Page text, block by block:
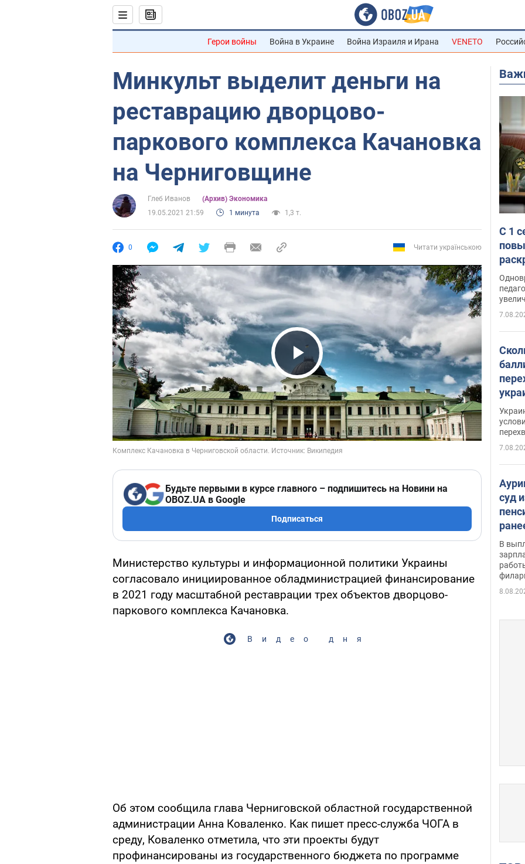
Герои войны Война в Украине Война Израиля и Ирана VENETO
Минкульт выделит деньги на
реставрацию дворцово-
паркового комплекса Качановка
на Черниговщине
Глеб Иванов
(Архив) Экономика
19.05.2021 21:59
1 минута 1,3 т.
0 Читати українською
Play Video
Будьте первыми в курсе главного – подпишитесь на Новини на
OBOZ.UA в Google
Подписаться
Министерство культуры и информационной политики Украины
согласовало инициированное обладминистрацией финансирование
в 2021 году масштабной реставрации трех объектов дворцово-
паркового комплекса Качановка.
Видео дня
Об этом сообщила глава Черниговской областной государственной
администрации Анна Коваленко. Как пишет пресс-служба ЧОГА в
среду, Коваленко отметила, что эти проекты будут
профинансированы из государственного бюджета по программе
С 1
суд
В